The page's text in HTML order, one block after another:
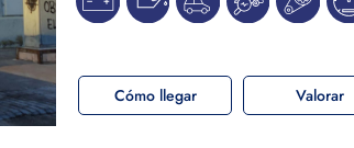
Cómo llegar Valorar